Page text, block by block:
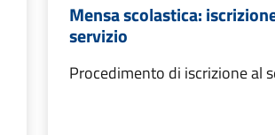
Mensa scolastica:
servizio
Procedimento di iscrizione al